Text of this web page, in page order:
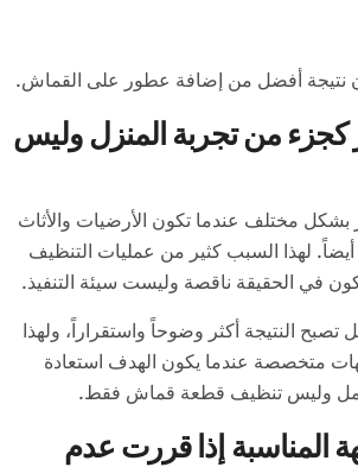
نتيجة أفضل من إضافة عطور على القماش.
كجزء من تجربة المنزل وليس
بشكل مختلف عندما تكون الأرضيات والأثاث
أيضاً. لهذا السبب كثير من عمليات التنظيف
في الحقيقة ناقصة وليست سيئة التنفيذ.
النتيجة أكثر وضوحاً واستقراراً، ولهذا
متخصصة عندما يكون الهدف استعادة
وليس تنظيف قطعة قماش فقط.
المناسبة إذا قررت عدم